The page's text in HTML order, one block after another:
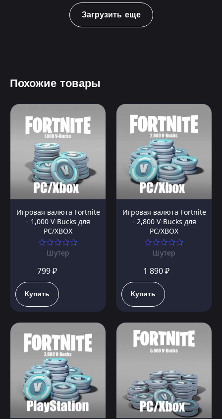
Загрузить еще
Похожие товары
Игровая валюта Fortnite
- 1,000 V-Bucks для
PC/XBOX
Шутер
799 ₽
Купить
Игровая валюта Fortnite
- 2,800 V-Bucks для
PC/XBOX
Шутер
1 890 ₽
Купить